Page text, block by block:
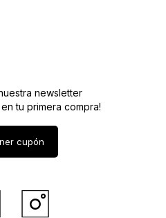
newsletter
tu primera compra!
cupón
